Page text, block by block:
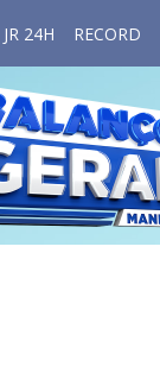
JR 24H RECORD